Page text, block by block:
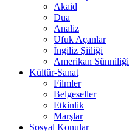
Akaid
Dua
Analiz
Ufuk Açanlar
İngiliz Şiiliği
Amerikan Sünniliği
Kültür-Sanat
Filmler
Belgeseller
Etkinlik
Marşlar
Sosyal Konular